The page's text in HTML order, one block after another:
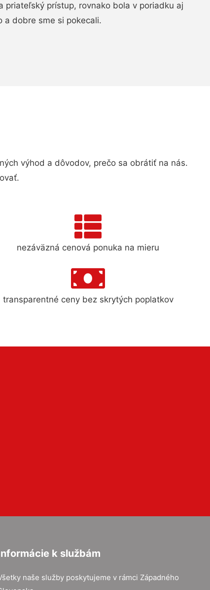
priateľský prístup, rovnako bola v poriadku aj
a dobre sme si pokecali.
výhod a dôvodov, prečo sa obrátiť na nás.
nezáväzná cenová ponuka na mieru
transparentné ceny bez skrytých poplatkov
k službám
naše služby poskytujeme v rámci Západného